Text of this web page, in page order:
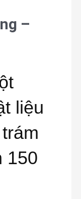
–
liệu
150